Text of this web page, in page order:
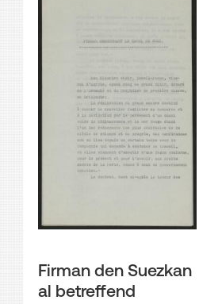
Firman den Suezkan
al betreffend